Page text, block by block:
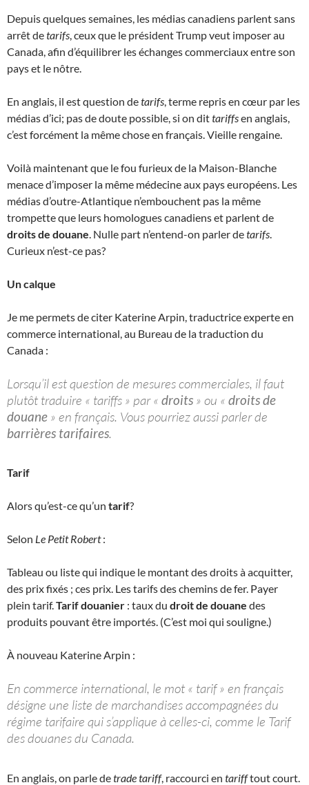
Depuis quelques semaines, les médias canadiens parlent sans
arrêt detarifs, ceux que le président Trump veut imposer au
Canada, afin d’équilibrer les échanges commerciaux entre son
pays et le nôtre.
En anglais, il est question detarifs, terme repris en cœur par les
médias d’ici; pas de doute possible, si on dittariffsen anglais,
c’est forcément la même chose en français. Vieille rengaine.
Voilà maintenant que le fou furieux de la Maison-Blanche
menace d’imposer la même médecine aux pays européens. Les
médias d’outre-Atlantique n’embouchent pas la même
trompette que leurs homologues canadiens et parlent de
droits de douane. Nulle part n’entend-on parler detarifs.
Curieux n’est-ce pas?
Un calque
Je me permets de citer Katerine Arpin, traductrice experte en
commerce international, au Bureau de la traduction du
Canada :
Lorsqu’il est question de mesures commerciales, il faut
plutôt traduire « tariffs » par « droits » ou « droits de
douane » en français. Vous pourriez aussi parler de
barrières tarifaires.
Tarif
Alors qu’est-ce qu’un tarif?
Selon Le Petit Robert:
Tableau ou liste qui indique le montant des droits à acquitter,
des prix fixés ; ces prix. Les tarifs des chemins de fer. Payer
plein tarif.Tarif douanier : taux du droit de douane des
produits pouvant être importés. (C’est moi qui souligne.)
À nouveau Katerine Arpin :
En commerce international, le mot « tarif » en français
désigne une liste de marchandises accompagnées du
régime tarifaire qui s’applique à celles-ci, comme le Tarif
des douanes du Canada.
En anglais, on parle detrade tariff, raccourci en tarifftout court.